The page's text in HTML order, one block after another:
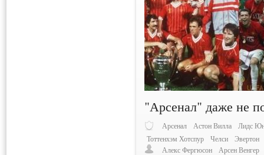
"Арсенал" даже не
Арсенал Астон Вилла
Лидс
Тоттенхэм Хотспур
Челси
Эвертон
Алекс Фергюсон
Арсен Венгер